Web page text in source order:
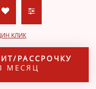
КЛИК
РАССРОЧКУ
МЕСЯЦ